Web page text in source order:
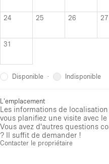
24 25 26 27
31
Disponible · Indisponible
L'emplacement
Les informations de
vous planifiez une visite avec le
Vous avez d'autres questions
? Il suffit de demander !
Contacter le propriétaire